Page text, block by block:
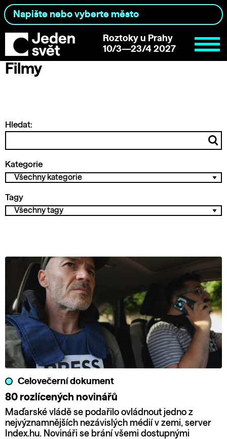
Roztoky u Prahy
10/3—23/4 2027
Filmy
Hledat:
Kategorie
Tagy
Celovečerní dokument
80 rozlícených novinářů
Maďarské vládě se podařilo ovládnout jedno z
nejvýznamnějších nezávislých médií v zemi, server
Index.hu. Novináři se brání všemi dostupnými